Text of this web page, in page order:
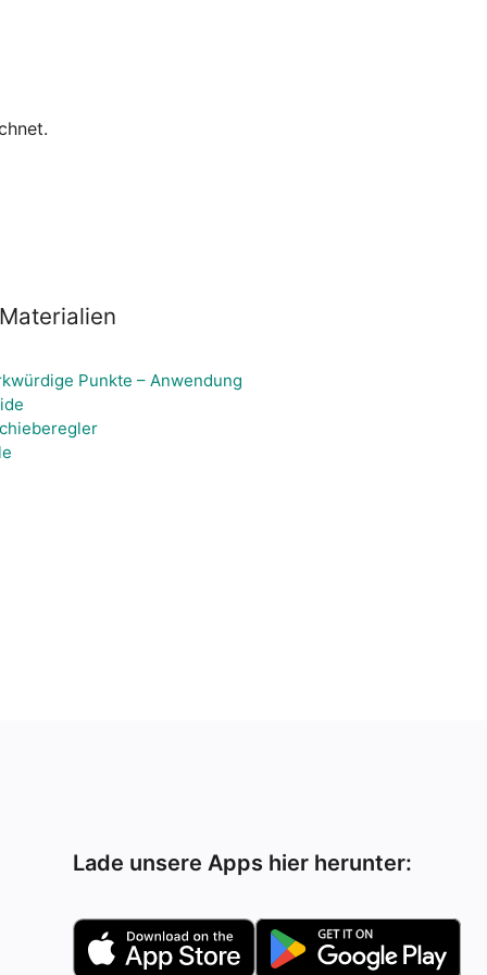
Punkte – Anwendung
Lade unsere Apps hier herunter: